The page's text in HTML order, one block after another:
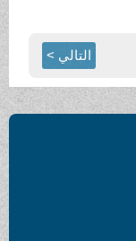
التالي >